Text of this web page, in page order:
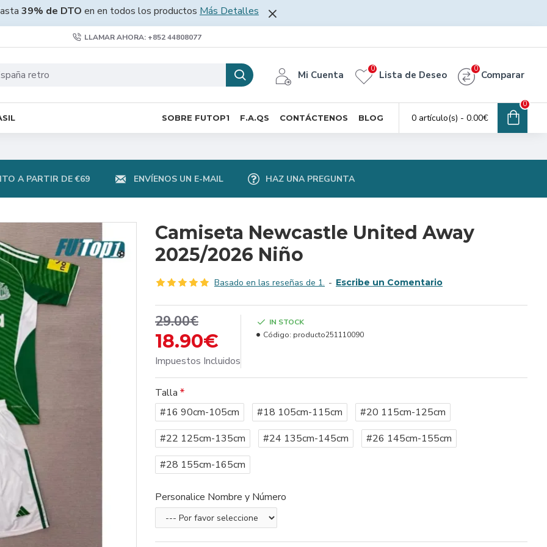
39% de DTO en en todos los productos Más Detalles
LLAMAR AHORA: +852 44808077
Mi Cuenta Lista de Deseo
0
Comparar
0
SOBRE FUTOP1 F.A.QS CONTÁCTENOS BLOG 0 artículo(s) - 0.00€
0
A PARTIR DE €69 ENVÍENOS UN E-MAIL HAZ UNA PREGUNTA
Camiseta Newcastle United Away
2025/2026 Niño
Basado en las reseñas de 1. - Escribe un Comentario
18.90€
29.00€
Impuestos Incluidos
IN STOCK
Código: producto251110090
Talla
#16 90cm-105cm
#18 105cm-115cm
#20 115cm-125cm
#22 125cm-135cm
#24 135cm-145cm
#26 145cm-155cm
#28 155cm-165cm
Personalice Nombre y Número